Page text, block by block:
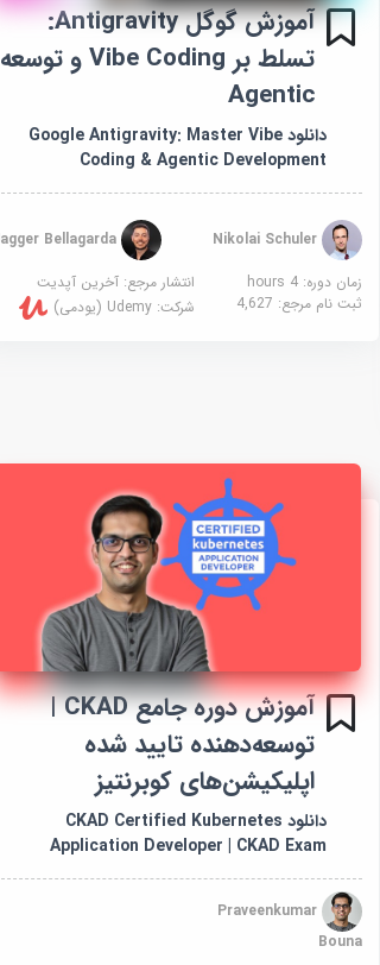
آموزش گوگل Antigravity:
تسلط بر Vibe Coding و توسعه
Agentic
دانلود Google Antigravity: Master Vibe
Coding & Agentic Development
Nikolai Schuler
Jagger Bellagarda
زمان دوره: 4 hours
انتشار مرجع: آخرین آپدیت
ثبت نام مرجع: 4,627 شرکت: Udemy (یودمی)
آموزش دوره جامع CKAD |
توسعه‌دهنده تایید شده
اپلیکیشن‌های کوبرنتیز
دانلود CKAD Certified Kubernetes
Application Developer | CKAD Exam
Praveenkumar
Bouna